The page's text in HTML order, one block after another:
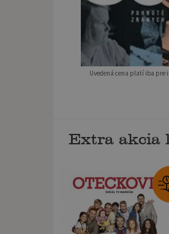
Uvedená cena platí iba pre
Extra akcia